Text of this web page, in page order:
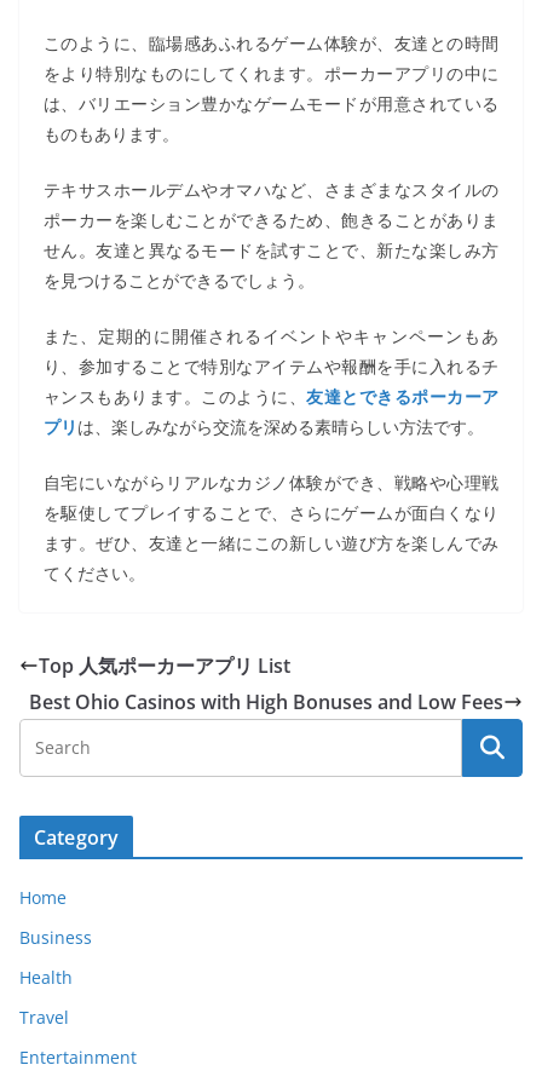
このように、臨場感あふれるゲーム体験が、友達との時間
をより特別なものにしてくれます。ポーカーアプリの中に
は、バリエーション豊かなゲームモードが用意されている
ものもあります。
テキサスホールデムやオマハなど、さまざまなスタイルの
ポーカーを楽しむことができるため、飽きることがありま
せん。友達と異なるモードを試すことで、新たな楽しみ方
を見つけることができるでしょう。
また、定期的に開催されるイベントやキャンペーンもあ
り、参加することで特別なアイテムや報酬を手に入れるチ
ャンスもあります。このように、友達とできるポーカーア
プリ は、楽しみながら交流を深める素晴らしい方法です。
自宅にいながらリアルなカジノ体験ができ、戦略や心理戦
を駆使してプレイすることで、さらにゲームが面白くなり
ます。ぜひ、友達と一緒にこの新しい遊び方を楽しんでみ
てください。
Top 人気ポーカーアプリ List
Best Ohio Casinos with High Bonuses and Low Fees
Category
Home
Business
Health
Travel
Entertainment